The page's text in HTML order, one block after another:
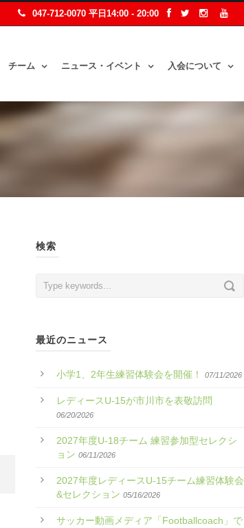
047-712-0070 平日14:00 - 20:00
チーム ニュース・イベント 入会について
検索
最近のニュース
小学1、2年生練習体験会を開催！ 07/11/2026
レディースU-15が市川市を表敬訪問
06/20/2026
2027年度U-18チーム 練習参加型セレクシ
ョン 06/11/2026
2027年度レディースU-15チーム練習体験会
&セレクション 05/16/2026
サッカー動画メディア「Footballcoach」で